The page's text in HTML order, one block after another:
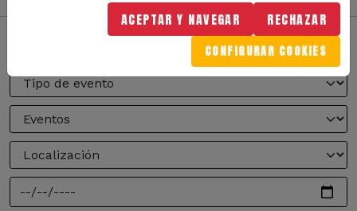
ACEPTAR Y NAVEGAR RECHAZAR
CONFIGURAR COOKIES